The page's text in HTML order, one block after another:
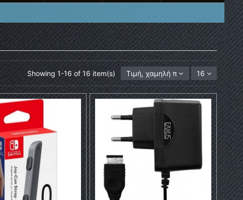
Showing 1-16 of 16 item(s) Τιμή, χαμηλή προς υψηλή
16